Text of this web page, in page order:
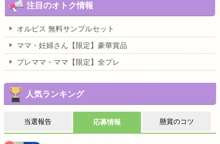
注目のオトク情報
オルビス 無料サンプルセット
ママ・妊婦さん【限定】豪華賞品
プレママ・ママ【限定】全プレ
人気ランキング
当選報告 応募情報 懸賞のコツ